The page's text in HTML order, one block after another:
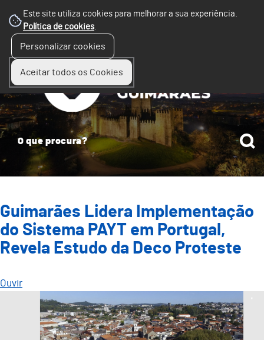
Este site utiliza cookies para melhorar a sua experiência.
Política de cookies.
Personalizar cookies
Aceitar todos os Cookies
Guimarães Lidera Implementação
do Sistema PAYT em Portugal,
Revela Estudo da Deco Proteste
Ouvir